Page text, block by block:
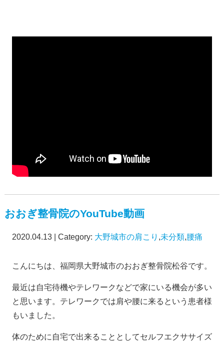
おおぎ整骨院のYouTube動画
2020.04.13 | Category: 大野城市の肩こり ,未分類,腰痛
こんにちは、福岡県大野城市のおおぎ整骨院松谷です。
最近は自宅待機やテレワークなどで家にいる機会が多い
と思います。テレワークでは肩や腰に来るという患者様
もいました。
体のために自宅で出来ることとしてセルフエクササイズ